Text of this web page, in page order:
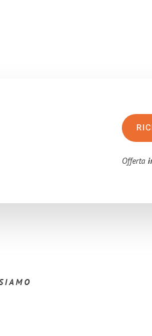
Offerta